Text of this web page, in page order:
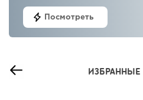
Посмотреть
ИЗБРАННЫЕ